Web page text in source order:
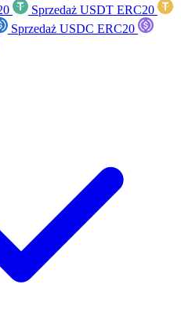
Sprzedaż USDT ERC20
Sprzedaż USDC ERC20